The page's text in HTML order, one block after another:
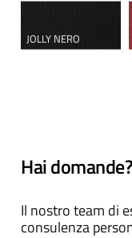
JOLLY NERO
Hai
Il nostro team di
consulenza